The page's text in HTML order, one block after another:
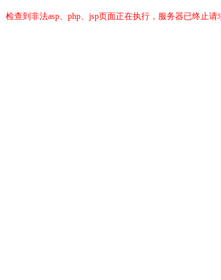
检查到非法asp、php、jsp页面正在执行，服务器已终止请